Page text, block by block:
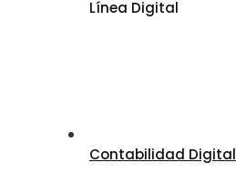
Línea Digital
Contabilidad Digital